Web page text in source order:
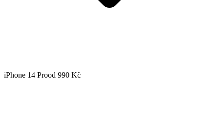
iPhone 14 Prood 990 Kč